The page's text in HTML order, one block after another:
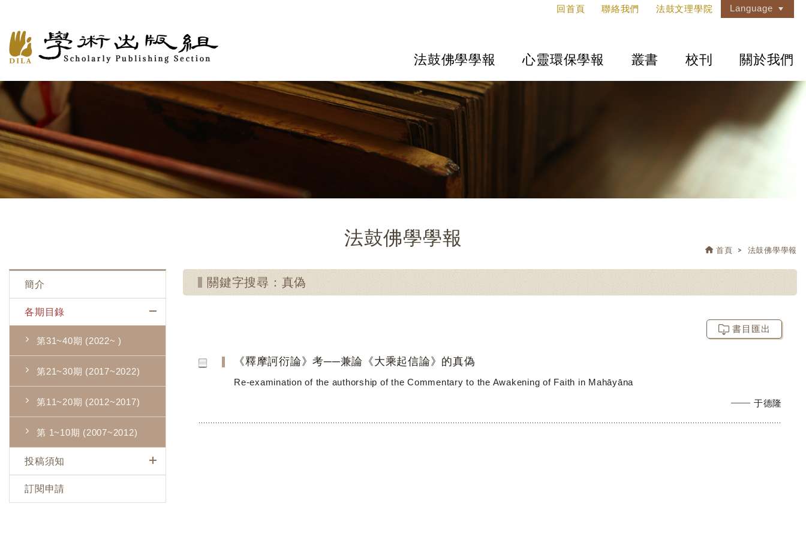
回首頁 聯絡我們 法鼓文理學院 Language
法鼓佛學學報 心靈環保學報 叢書 校刊 關於我們
法鼓佛學學報
首頁 法鼓佛學學報
簡介
各期目錄
第31~40期 (2022~ )
第21~30期 (2017~2022)
第11~20期 (2012~2017)
第 1~10期 (2007~2012)
投稿須知
訂閱申請
關鍵字搜尋：真偽
書目匯出
《釋摩訶衍論》考──兼論《大乘起信論》的真偽
Re-examination of the authorship of the Commentary to the Awakening of Faith in Mahāyāna
于德隆